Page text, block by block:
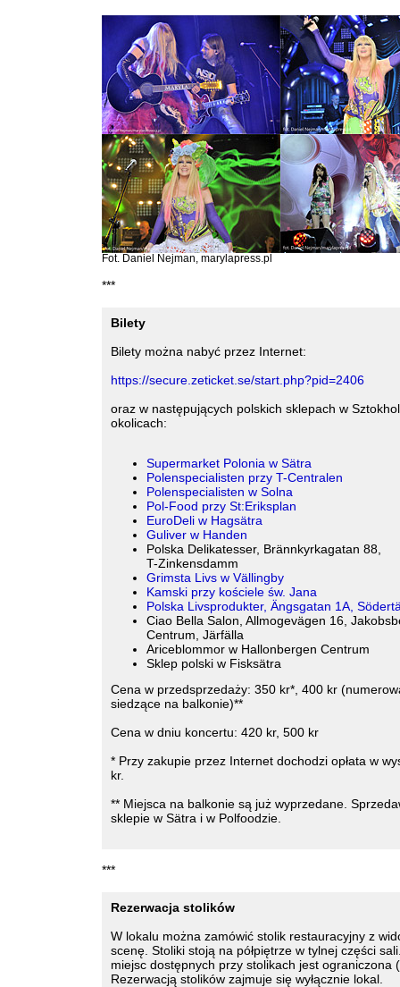
Fot. Daniel Nejman, marylapress.pl
***
Bilety
Bilety można nabyć przez Internet:
https://secure.zeticket.se/start.php?pid=2406
oraz w następujących polskich sklepach w
okolicach:
Supermarket Polonia w Sätra
Polenspecialisten przy T-Centralen
Polenspecialisten w Solna
Pol-Food przy St:Eriksplan
EuroDeli w Hagsätra
Guliver w Handen
Polska Delikatesser, Brännkyrkagatan 88,
T-Zinkensdamm
Grimsta Livs w Vällingby
Kamski przy kościele św. Jana
Polska Livsprodukter, Ängsgatan 1A,
Ciao Bella Salon, Allmogevägen 16,
Centrum, Järfälla
Ariceblommor w Hallonbergen Centrum
Sklep polski w Fisksätra
Cena w przedsprzedaży: 350 kr*, 400 kr
siedzące na balkonie)**
Cena w dniu koncertu: 420 kr, 500 kr
* Przy zakupie przez Internet dochodzi opłata w
kr.
** Miejsca na balkonie są już wyprzedane.
sklepie w Sätra i w Polfoodzie.
***
Rezerwacja stolików
W lokalu można zamówić stolik restauracyjny z
scenę. Stoliki stoją na półpiętrze w tylnej części
miejsc dostępnych przy stolikach jest ograniczona
Rezerwacją stolików zajmuje się wyłącznie lokal.